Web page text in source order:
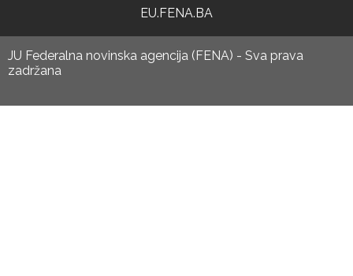
EU.FENA.BA
JU Federalna novinska agencija (FENA) - Sva prava
zadržana